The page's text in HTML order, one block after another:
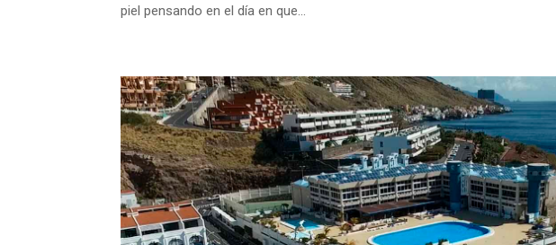
piel pensando en el día en que...